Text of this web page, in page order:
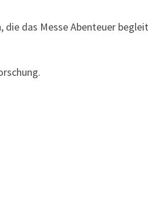
die das Messe Abenteuer